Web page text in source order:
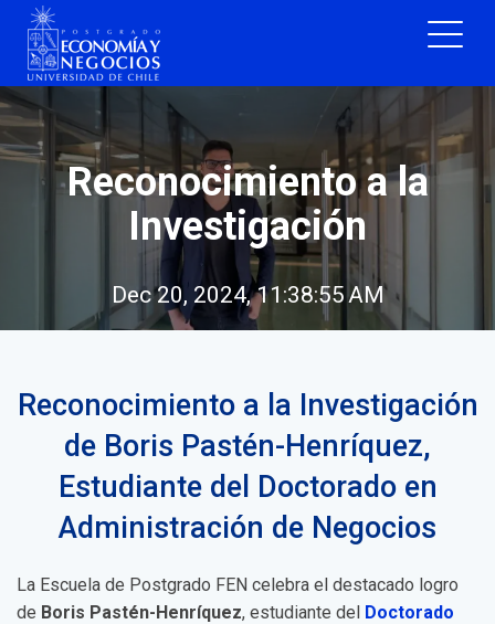
Reconocimiento a la
Investigación
Dec 20, 2024, 11:38:55 AM
Reconocimiento a la Investigación
de Boris Pastén-Henríquez,
Estudiante del Doctorado en
Administración de Negocios
La Escuela de Postgrado FEN celebra el destacado logro
de Boris Pastén-Henríquez, estudiante del Doctorado